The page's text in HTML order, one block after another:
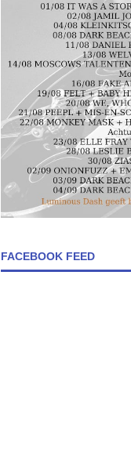
FACEBOOK FEED